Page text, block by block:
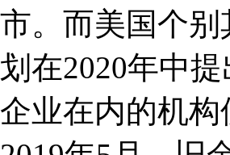
市。而美国个
划在2020年中
企业在内的机